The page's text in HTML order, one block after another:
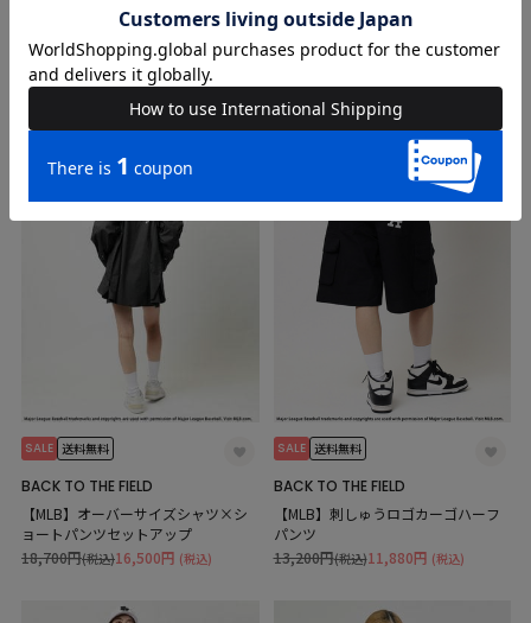
BACK TO THE FIELD
【MLB】シリコンワッペンクロップ
ドトップス
8,250円
BACK TO THE FIELD
【MLB】プリントロゴZIPパーカース
SALE 送料無料
BACK TO THE FIELD
【MLB】オーバーサイズシャツ×シ
ョートパンツセットアップ
16,500円 (税込)
18,700円(税込)
SALE 送料無料
BACK TO THE FIELD
【MLB】刺しゅうロゴカーゴハーフ
パンツ
11,880円 (税込)
13,200円(税込)